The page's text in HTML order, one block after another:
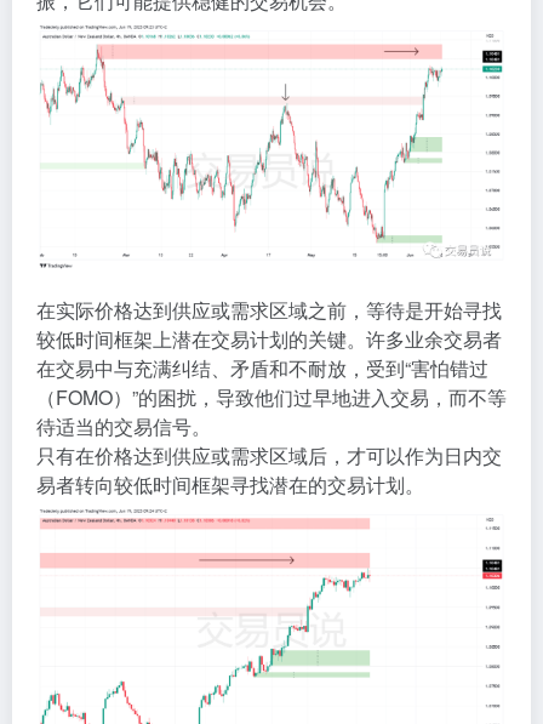
在实际价格达到供应或需求区域之前，等待是开始寻找
较低时间框架上潜在交易计划的关键。许多业余交易者
在交易中与充满纠结、矛盾和不耐放，受到“害怕错过
（FOMO）”的困扰，导致他们过早地进入交易，而不等
待适当的交易信号。
只有在价格达到供应或需求区域后，才可以作为日内交
易者转向较低时间框架寻找潜在的交易计划。